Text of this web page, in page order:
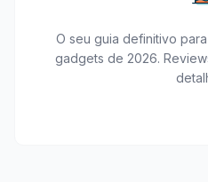
O seu guia definitivo
gadgets de 2026.